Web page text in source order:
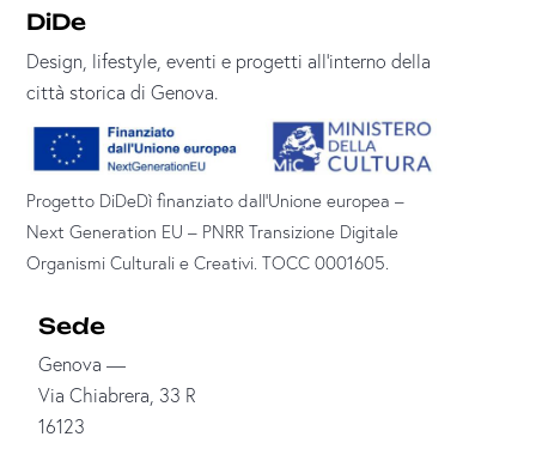
DiDe
Design, lifestyle, eventi e progetti all’interno della
città storica di Genova.
Progetto DiDeDì finanziato dall’Unione europea –
Next Generation EU – PNRR Transizione Digitale
Organismi Culturali e Creativi. TOCC 0001605.
Sede
Genova —
Via Chiabrera, 33 R
16123